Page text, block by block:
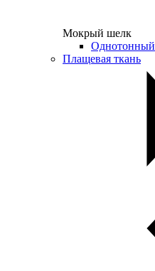
Мокрый шелк
Однотонный
Плащевая ткань